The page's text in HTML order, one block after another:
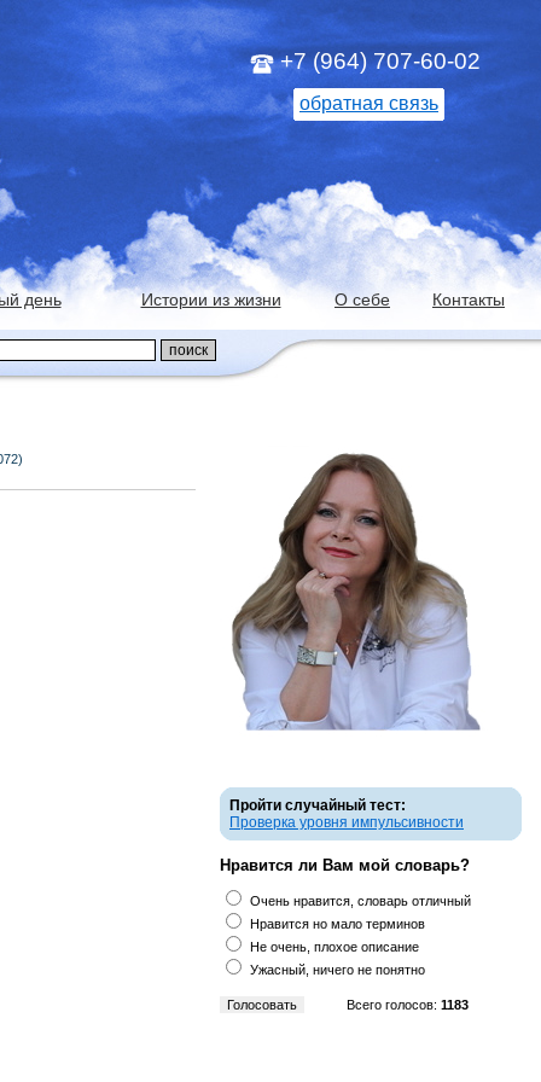
+7 (964) 707-60-02
обратная связь
день Истории из жизни О себе Контакты
Пройти случайный тест:
Проверка уровня импульсивности
Нравится ли Вам мой словарь?
Очень нравится, словарь отличный
Нравится но мало терминов
Не очень, плохое описание
Ужасный, ничего не понятно
Всего голосов: 1183